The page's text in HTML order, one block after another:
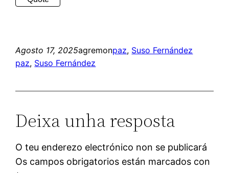
Agosto 17, 2025agremonpaz, Suso Fernández
paz, Suso Fernández
Deixa unha resposta
O teu enderezo electrónico non se publicará
Os campos obrigatorios están marcados con